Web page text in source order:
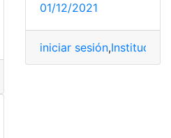
01/12/2021
iniciar sesión,Institución